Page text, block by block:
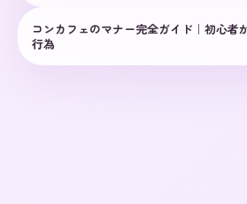
コンカフェのマナー完全ガイド｜初心者
行為